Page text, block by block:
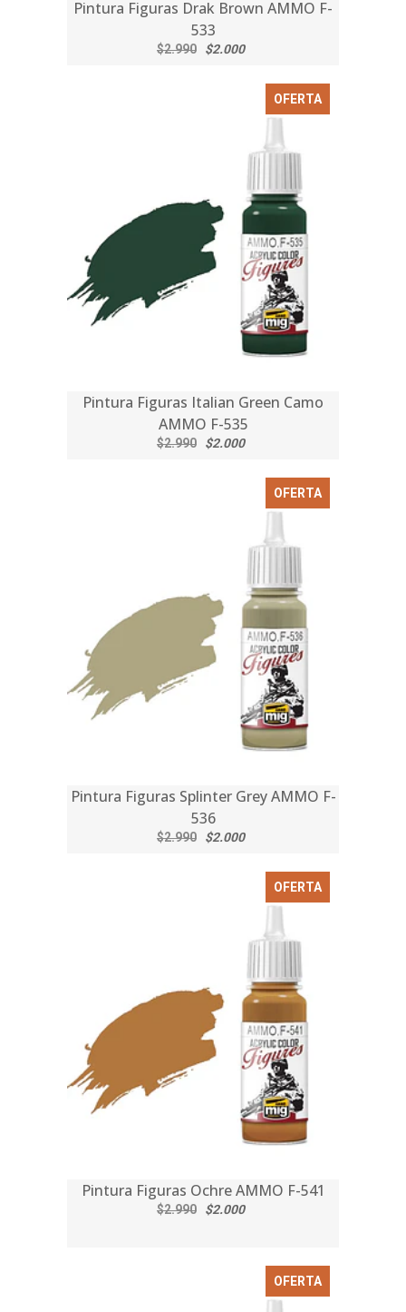
Pintura Figuras Drak Brown AMMO F-
533
$2.990 $2.000
OFERTA
Pintura Figuras Italian Green Camo
AMMO F-535
$2.990 $2.000
OFERTA
Pintura Figuras Splinter Grey AMMO F-
536
$2.990 $2.000
OFERTA
Pintura Figuras Ochre AMMO F-541
$2.990 $2.000
OFERTA